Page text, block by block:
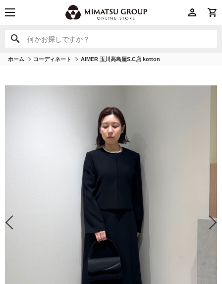
何かお探しですか？
何かお探しですか？
ホーム コーディネート AIMER 玉川高島屋S.C店 kotton